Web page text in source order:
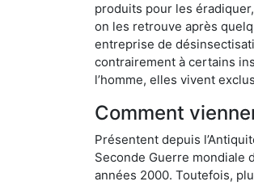
produits pour les
on les retrouve après
entreprise de
contrairement à certains
l’homme, elles vivent
Comment
Présentent depuis
Seconde Guerre mondiale
années 2000. Toutefois,